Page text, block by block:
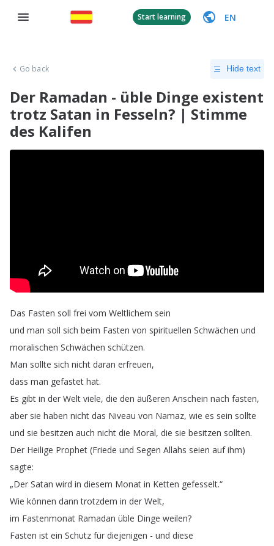
Start learning EN
Go back Hide text
Der Ramadan - üble Dinge existent
trotz Satan in Fesseln? | Stimme
des Kalifen
Das Fasten soll frei vom Weltlichem sein
und man soll sich beim Fasten von spirituellen Schwächen und
moralischen Schwächen schützen.
Man sollte sich nicht daran erfreuen,
dass man gefastet hat.
Es gibt in der Welt viele, die den äußeren Anschein nach fasten,
aber sie haben nicht das Niveau von Namaz, wie es sein sollte
und sie besitzen auch nicht die Moral, die sie besitzen sollten.
Der Heilige Prophet (Friede und Segen Allahs seien auf ihm)
sagte:
„Der Satan wird in diesem Monat in Ketten gefesselt.“
Wie können dann trotzdem in der Welt,
im Fastenmonat Ramadan üble Dinge weilen?
Fasten ist ein Schutz für diejenigen - und diese